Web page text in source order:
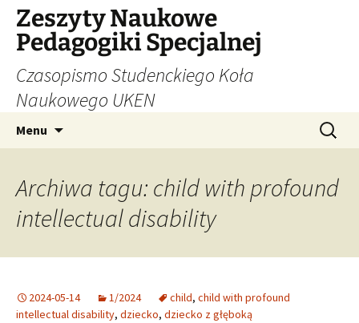
Zeszyty Naukowe
Pedagogiki Specjalnej
Czasopismo Studenckiego Koła
Naukowego UKEN
Menu Szukaj:
Archiwa tagu: child with profound
intellectual disability
2024-05-14 1/2024 child, child with profound
intellectual disability, dziecko, dziecko z głęboką